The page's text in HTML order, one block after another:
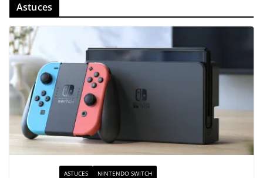
Astuces
ASTUCES NINTENDO SWITCH